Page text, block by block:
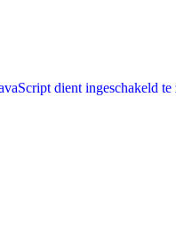
dient ingeschakeld